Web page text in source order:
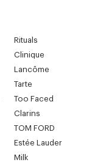
Rituals
Clinique
Lancôme
Tarte
Too Faced
Clarins
TOM FORD
Estée Lauder
Milk